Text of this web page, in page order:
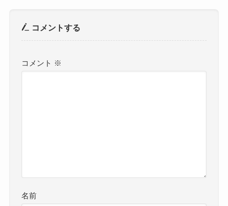
コメントする
コメント ※
名前